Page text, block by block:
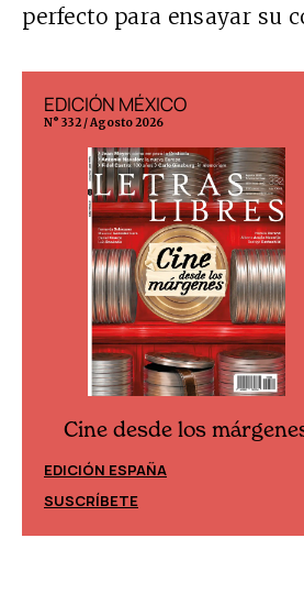
perfecto para ensayar su
EDICIÓN MÉXICO
N° 332 / Agosto 2026
Cine desde los
EDICIÓN ESPAÑA
SUSCRÍBETE